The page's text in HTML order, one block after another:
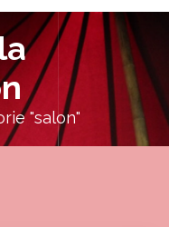
"salon"